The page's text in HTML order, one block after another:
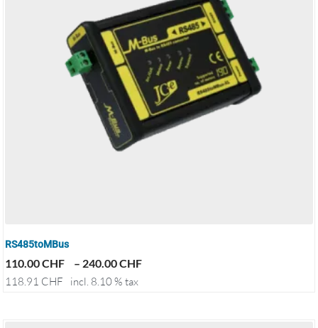
RS485toMBus
110.00CHF – 240.00CHF
118.91 CHF incl. 8.10 % tax